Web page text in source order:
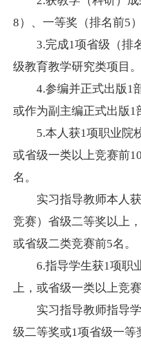
8）、一等奖（排名前5
3.完成1项省级（排
级教育教学研究类项目。
4.参编并正式出版1
或作为副主编正式出版1
5.本人获1项职业院
或省级一类以上竞赛前10
名。
实习指导教师本人获
竞赛）省级二等奖以上
或省级二类竞赛前5名。
6.指导学生获1项职
上，或省级一类以上竞
实习指导教师指导
级二等奖或1项省级一等